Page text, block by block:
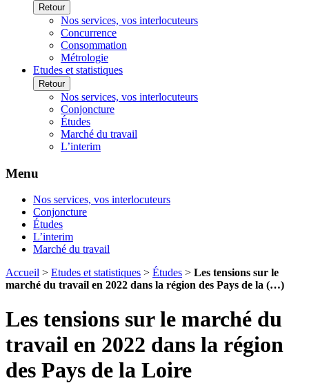
Retour
Nos services, vos interlocuteurs
Concurrence
Consommation
Métrologie
Etudes et statistiques
Retour
Nos services, vos interlocuteurs
Conjoncture
Études
Marché du travail
L’interim
Menu
Nos services, vos interlocuteurs
Conjoncture
Études
L’interim
Marché du travail
Accueil > Etudes et statistiques > Études > Les tensions sur le
marché du travail en 2022 dans la région des Pays de la (…)
Les tensions sur le marché du
travail en 2022 dans la région
des Pays de la Loire